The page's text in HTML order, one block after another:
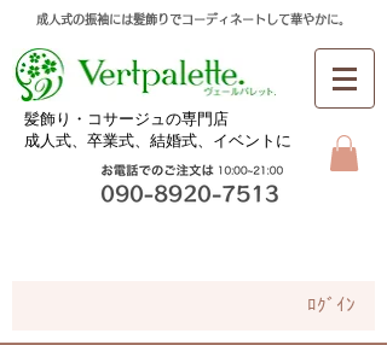
成人式の振袖には髪飾りでコーディネートして華やかに。
​髪飾り・コサージュの専門店
成人式、卒業式、 結婚式、イベントに
ﾛｸﾞｲﾝ